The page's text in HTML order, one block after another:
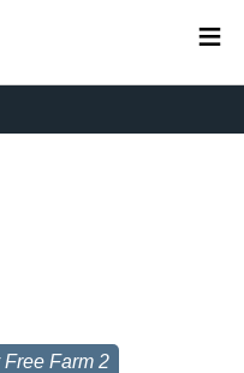
Free Farm 2
≡